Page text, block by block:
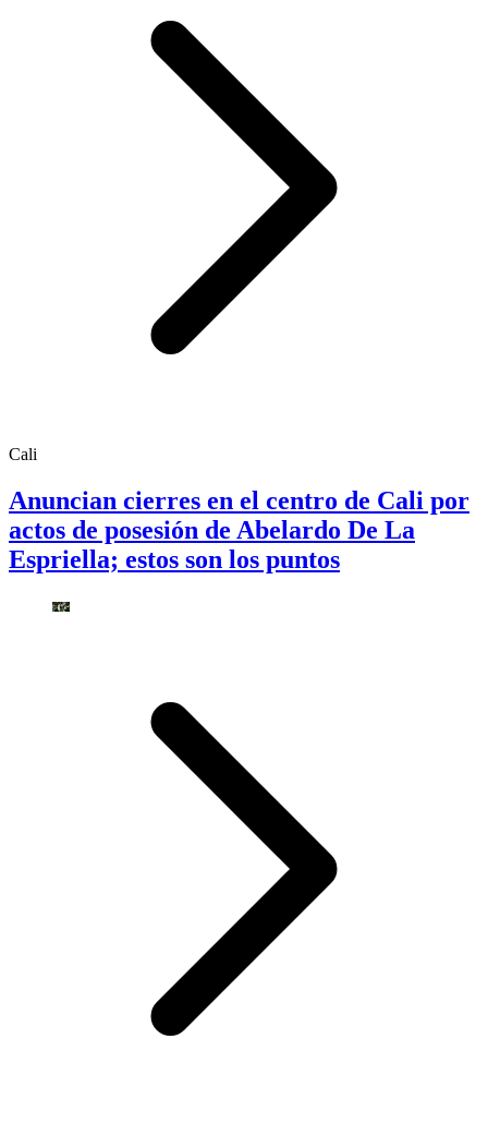
Cali
Anuncian cierres en el centro de Cali por
actos de posesión de Abelardo De La
Espriella; estos son los puntos